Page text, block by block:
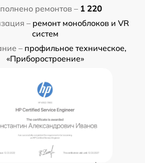
ремонтов – 1 220
– ремонт моноблоков и VR
систем
– профильное техническое,
«Приборостроение»